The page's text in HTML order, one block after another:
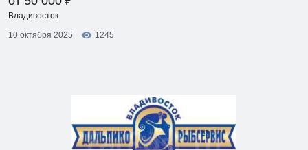
Владивосток
10 октября 2025
1245